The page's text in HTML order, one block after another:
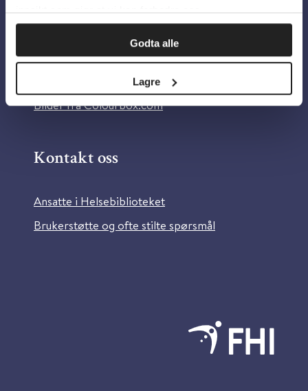
innsikt som gjør at vi kan forbedre oss.
Godta alle
Lagre
Om Helsebiblioteket
Tilgjengelighetserklæring
Information in English
Bilder fra Colourbox.com
Kontakt oss
Ansatte i Helsebiblioteket
Brukerstøtte og ofte stilte spørsmål